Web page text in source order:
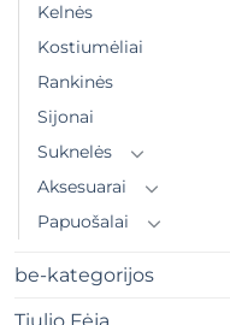
Kelnės
Kostiumėliai
Rankinės
Sijonai
Suknelės
Aksesuarai
Papuošalai
be-kategorijos